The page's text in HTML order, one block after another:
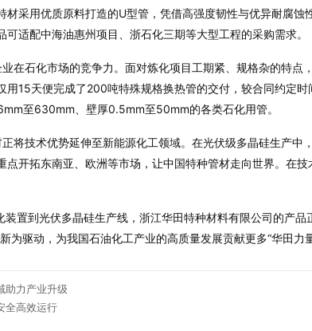
材采用优质原料打造的U型管，凭借高强度韧性与优异耐腐
可适配中海油惠州项目、浙石化三期等大型工程的采购需求。
在石化市场的竞争力。面对炼化项目工期紧、规格杂的特
用15天便完成了200吨特殊规格换热管的交付，较合同约定
至630mm、壁厚0.5mm至50mm的各类石化用管。
将技术优势延伸至新能源化工领域。在光伏级多晶硅生产
点开拓东南亚、欧洲等市场，让中国特种管材走向世界。在
置到光伏多晶硅生产线，浙江华田特种材料有限公司的产
为驱动，为我国石油化工产业的高质量发展贡献更多“华田力量
助力产业升级
全高效运行